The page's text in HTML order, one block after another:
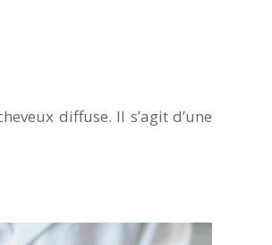
diffuse. Il s’agit d’une